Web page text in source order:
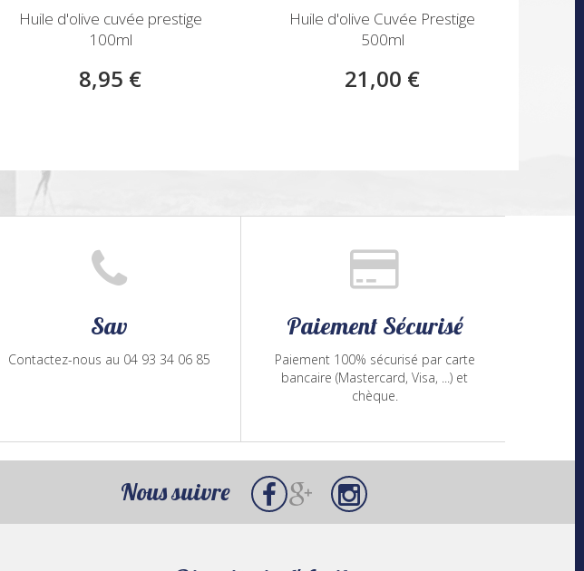
Huile d'olive cuvée prestige
100ml
8,95 €
Huile d'olive Cuvée Prestige
500ml
21,00 €
Sav
Contactez-nous au 04 93 34 06 85
Paiement Sécurisé
Paiement 100% sécurisé par carte
bancaire (Mastercard, Visa, ...) et
chèque.
Nous suivre